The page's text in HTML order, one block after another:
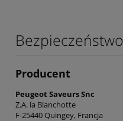
Bezpieczeństwo
Producent
Peugeot Saveurs Snc
Z.A. la Blanchotte
F-25440 Quingey, Francja